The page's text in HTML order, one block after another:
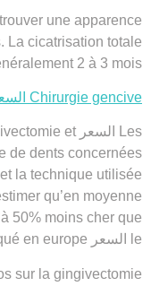
une apparence
La cicatrisation totale
2 à 3 mois.
Chirurgie gencive السعر : Gingivectomie السعر في تونس
Les السعر de la chirurgie des gencives et
de dents concernées
et la technique utilisée.
50% moins cher que
le السعر pratiqué en europe.
sur la gingivectomie السعر